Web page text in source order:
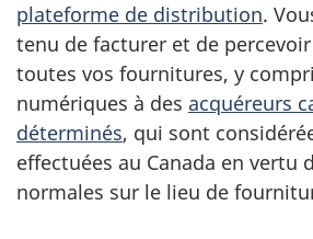
plateforme de distribution.
tenu de facturer et de
toutes vos fournitures, y
numériques à des acquéreurs
déterminés, qui sont
effectuées au Canada en vertu
normales sur le lieu de